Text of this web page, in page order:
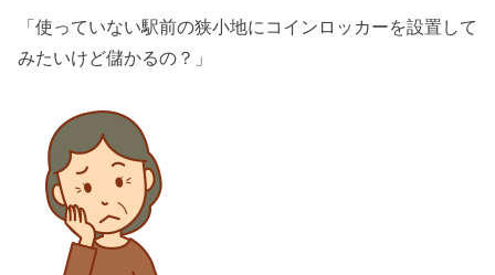
「使っていない駅前の狭小地にコインロッカーを設置して
みたいけど儲かるの？」